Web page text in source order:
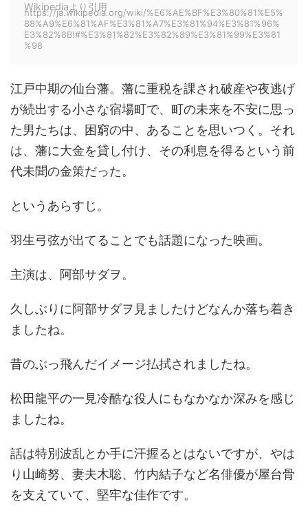
Wikipediaより引用
https://ja.wikipedia.org/wiki/%E6%AE%BF%E3%80%81%E5%
88%A9%E6%81%AF%E3%81%A7%E3%81%94%E3%81%96%
E3%82%8B!#%E3%81%82%E3%82%89%E3%81%99%E3%81
%98
江戸中期の仙台藩。藩に重税を課され破産や夜逃げ
が続出する小さな宿場町で、町の未来を不安に思っ
た男たちは、困窮の中、あることを思いつく。それ
は、藩に大金を貸し付け、その利息を得るという前
代未聞の金策だった。
というあらすじ。
羽生弓弦が出てることでも話題になった映画。
主演は、阿部サダヲ。
久しぶりに阿部サダヲ見ましたけどなんか落ち着き
ましたね。
昔のぶっ飛んだイメージ払拭されましたね。
松田龍平の一見冷酷な役人にもなかなか深みを感じ
ましたね。
話は特別波乱とか手に汗握るとはないですが、やは
り山崎努、妻夫木聡、竹内結子など名俳優が屋台骨
を支えていて、堅牢な佳作です。